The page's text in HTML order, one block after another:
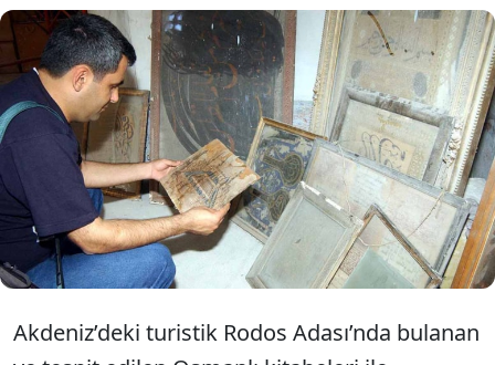
Akdeniz’deki turistik Rodos Adası’nda
bulunan tüm Osmanlı kitabeleri ve
yazıtlarının kayıt altına alınması ve
yayınlanması için çalışmalar başlatıldı.
Akdeniz’deki turistik Rodos Adası’nda bulanan